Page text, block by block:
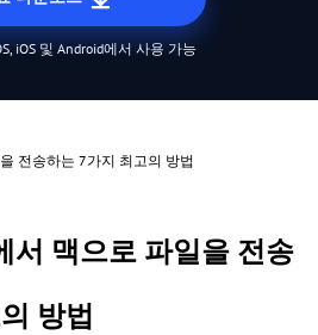
iOS 및 Android에서 사용 가능
전송하는 7가지 최고의 방법
서 맥으로 파일을 전송
방법